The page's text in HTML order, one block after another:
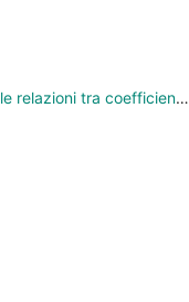
Equazioni di 2° grado: la geometria delle relazioni tra coefficienti e soluzioni